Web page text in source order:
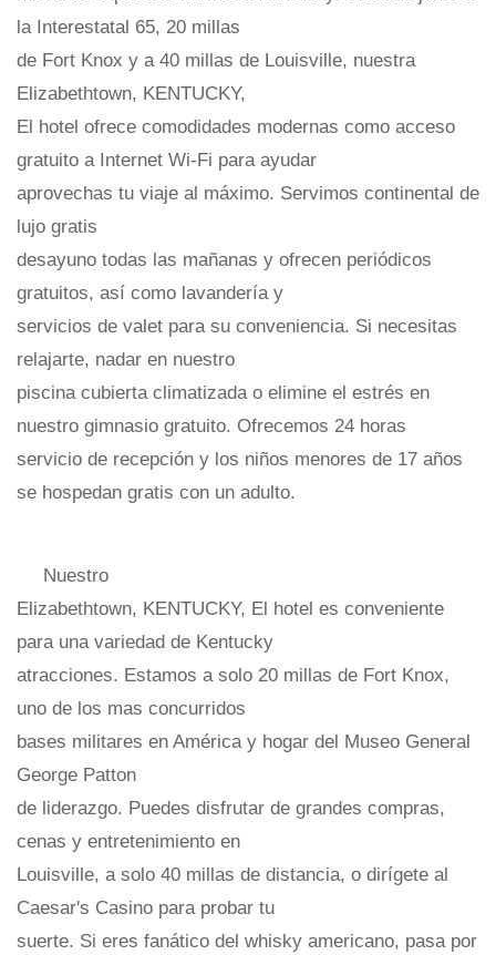
la Interestatal 65, 20 millas
de Fort Knox y a 40 millas de Louisville, nuestra
Elizabethtown, KENTUCKY,
El hotel ofrece comodidades modernas como acceso
gratuito a Internet Wi-Fi para ayudar
aprovechas tu viaje al máximo. Servimos continental de
lujo gratis
desayuno todas las mañanas y ofrecen periódicos
gratuitos, así como lavandería y
servicios de valet para su conveniencia. Si necesitas
relajarte, nadar en nuestro
piscina cubierta climatizada o elimine el estrés en
nuestro gimnasio gratuito. Ofrecemos 24 horas
servicio de recepción y los niños menores de 17 años
se hospedan gratis con un adulto.
Nuestro
Elizabethtown, KENTUCKY, El hotel es conveniente
para una variedad de Kentucky
atracciones. Estamos a solo 20 millas de Fort Knox,
uno de los mas concurridos
bases militares en América y hogar del Museo General
George Patton
de liderazgo. Puedes disfrutar de grandes compras,
cenas y entretenimiento en
Louisville, a solo 40 millas de distancia, o dirígete al
Caesar's Casino para probar tu
suerte. Si eres fanático del whisky americano, pasa por